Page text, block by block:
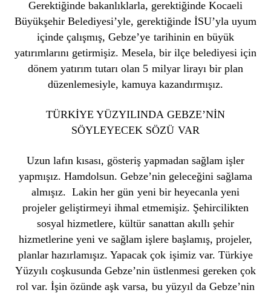
Gerektiğinde bakanlıklarla, gerektiğinde Kocaeli
Büyükşehir Belediyesi’yle, gerektiğinde İSU’yla uyum
içinde çalışmış, Gebze’ye tarihinin en büyük
yatırımlarını getirmişiz. Mesela, bir ilçe belediyesi için
dönem yatırım tutarı olan 5 milyar lirayı bir plan
düzenlemesiyle, kamuya kazandırmışız.
TÜRKİYE YÜZYILINDA GEBZE’NİN
SÖYLEYECEK SÖZÜ VAR
Uzun lafın kısası, gösteriş yapmadan sağlam işler
yapmışız. Hamdolsun. Gebze’nin geleceğini sağlama
almışız. Lakin her gün yeni bir heyecanla yeni
projeler geliştirmeyi ihmal etmemişiz. Şehircilikten
sosyal hizmetlere, kültür sanattan akıllı şehir
hizmetlerine yeni ve sağlam işlere başlamış, projeler,
planlar hazırlamışız. Yapacak çok işimiz var. Türkiye
Yüzyılı coşkusunda Gebze’nin üstlenmesi gereken çok
rol var. İşin özünde aşk varsa, bu yüzyıl da Gebze’nin